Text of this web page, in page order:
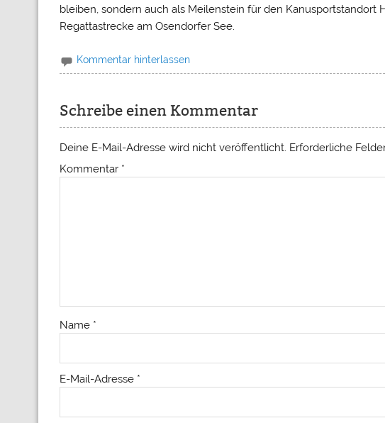
bleiben, sondern auch als Meilenstein für den Kanusportstandort
Regattastrecke am Osendorfer See.
Kommentar hinterlassen
Schreibe einen Kommentar
Deine E-Mail-Adresse wird nicht veröffentlicht. Erforderliche
Kommentar *
Name *
E-Mail-Adresse *